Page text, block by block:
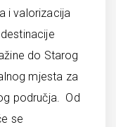
i valorizacija
do Starog
mjesta za
područja. Od
se